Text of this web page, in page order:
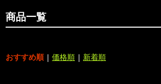
商品一覧
おすすめ順| 価格順 | 新着順